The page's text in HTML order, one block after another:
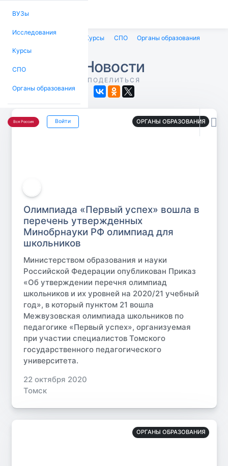
ВУЗы
Исследования
Курсы
СПО
Органы образования
Вся Россия Войти 
Исследования Курсы СПО Органы образования
Новости
ПОДЕЛИТЬСЯ
ОРГАНЫ ОБРАЗОВАНИЯ
Олимпиада «Первый успех» вошла в
перечень утвержденных
Минобрнауки РФ олимпиад для
школьников
Министерством образования и науки
Российской Федерации опубликован Приказ
«Об утверждении перечня олимпиад
школьников и их уровней на 2020/21 учебный
год», в который пунктом 21 вошла
Межвузовская олимпиада школьников по
педагогике «Первый успех», организуемая
при участии специалистов Томского
государственного педагогического
университета.
22 октября 2020
Томск
ОРГАНЫ ОБРАЗОВАНИЯ